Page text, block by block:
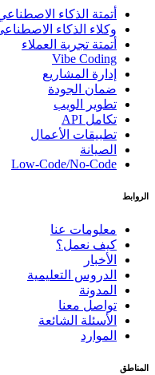
أتمتة الذكاء الاصطناعي
وكلاء الذكاء الاصطناعي
أتمتة تجربة العملاء
Vibe Coding
إدارة المشاريع
ضمان الجودة
تطوير الويب
تكامل API
تطبيقات الأعمال
الصيانة
Low-Code/No-Code
الروابط
معلومات عنا
كيف نعمل؟
الأخبار
الدروس التعليمية
المدونة
تواصل معنا
الأسئلة الشائعة
الموارد
المناطق